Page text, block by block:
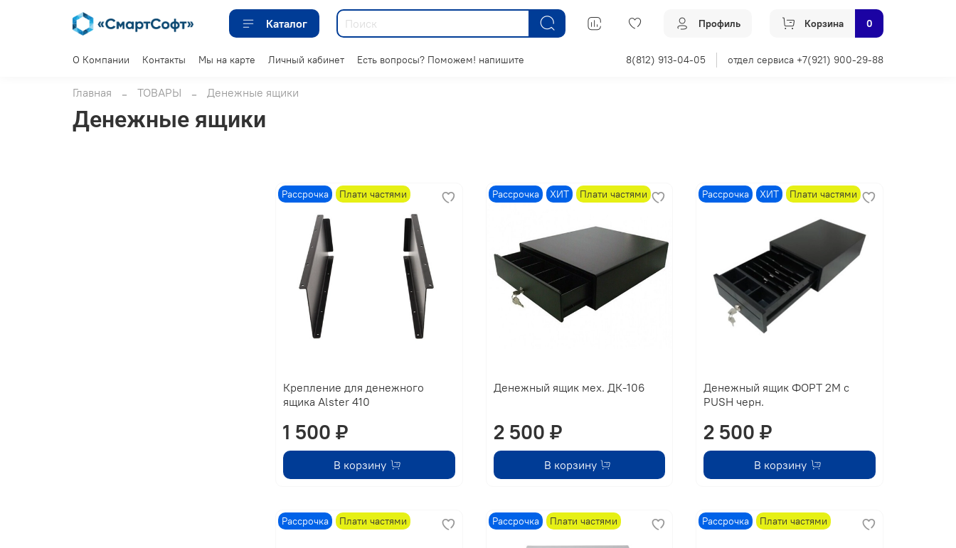
Каталог Профиль Корзина 0
О Компании Контакты Мы на карте Личный кабинет Есть вопросы? Поможем! напишите 8(812) 913-04-05 отдел сервиса +7(921) 900-29-88
Главная ТОВАРЫ Денежные ящики
Денежные ящики
Рассрочка Плати частями
Крепление для денежного
ящика Alster 410
1 500 ₽
В корзину
Рассрочка ХИТ Плати частями
Денежный ящик мех. ДК-106
2 500 ₽
В корзину
Рассрочка ХИТ Плати частями
Денежный ящик ФОРТ 2М с
PUSH черн.
2 500 ₽
В корзину
Рассрочка Плати частями Рассрочка Плати частями Рассрочка Плати частями